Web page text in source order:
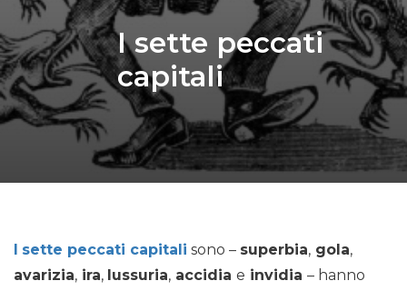
I sette peccati
capitali
I sette peccati capitali sono – superbia, gola,
avarizia, ira, lussuria, accidia e invidia – hanno